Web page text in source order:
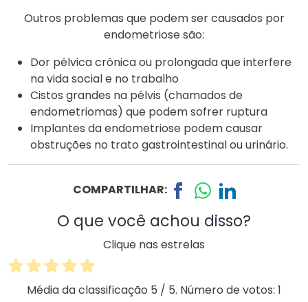
Outros problemas que podem ser causados por
endometriose são:
Dor pélvica crônica ou prolongada que interfere
na vida social e no trabalho
Cistos grandes na pélvis (chamados de
endometriomas) que podem sofrer ruptura
Implantes da endometriose podem causar
obstruções no trato gastrointestinal ou urinário.
COMPARTILHAR:
O que você achou disso?
Clique nas estrelas
Média da classificação 5 / 5. Número de votos: 1